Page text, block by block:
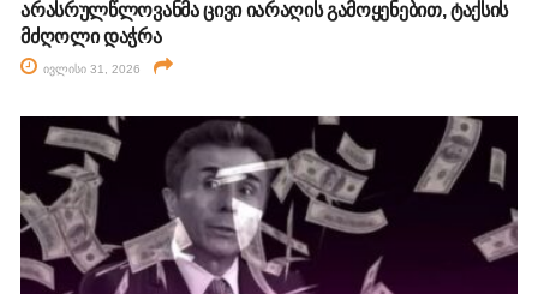
არასრულწლოვანმა ცივი იარაღის გამოყენებით, ტაქსის
მძღოლი დაჭრა
ივლისი 31, 2026